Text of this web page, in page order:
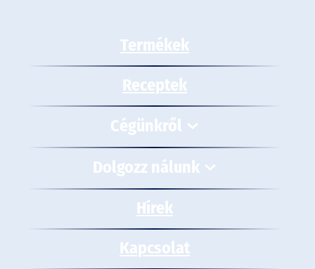
Termékek
Receptek
Cégünkről
Dolgozz nálunk
Hírek
Kapcsolat